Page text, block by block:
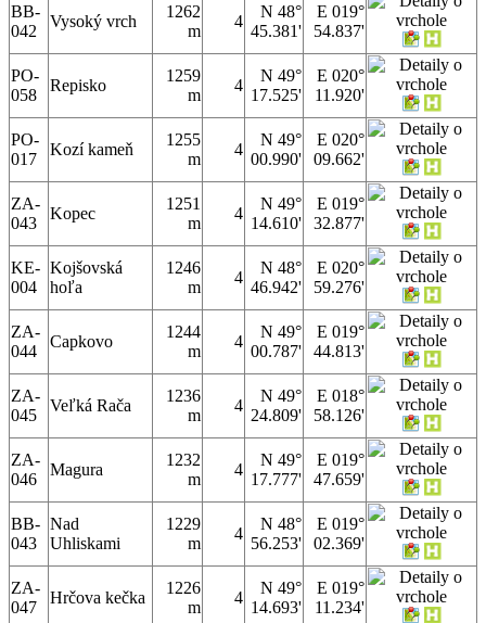
BB-
042
Vysoký vrch
1262
m
4
N 48°
45.381'
E 019°
54.837'
PO-
058
Repisko
1259
m
4
N 49°
17.525'
E 020°
11.920'
PO-
017
Kozí kameň
1255
m
4
N 49°
00.990'
E 020°
09.662'
ZA-
043
Kopec
1251
m
4
N 49°
14.610'
E 019°
32.877'
KE-
004
Kojšovská
hoľa
1246
m
4
N 48°
46.942'
E 020°
59.276'
ZA-
044
Capkovo
1244
m
4
N 49°
00.787'
E 019°
44.813'
ZA-
045
Veľká Rača
1236
m
4
N 49°
24.809'
E 018°
58.126'
ZA-
046
Magura
1232
m
4
N 49°
17.777'
E 019°
47.659'
BB-
043
Nad
Uhliskami
1229
m
4
N 48°
56.253'
E 019°
02.369'
ZA-
047
Hrčova kečka
1226
m
4
N 49°
14.693'
E 019°
11.234'